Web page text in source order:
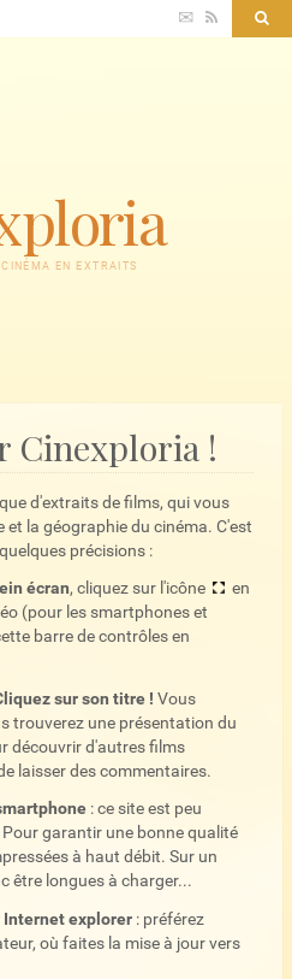
✉ RSS
EN EXTRAITS
Cinexploria !
d'extraits de films, qui vous
la géographie du cinéma. C'est
précisions :
écran, cliquez sur l'icône
en
(pour les smartphones et
barre de contrôles en
sur son titre ! Vous
trouverez une présentation du
découvrir d'autres films
laisser des commentaires.
: ce site est peu
garantir une bonne qualité
à haut débit. Sur un
être longues à charger...
explorer : préférez
où faites la mise à jour vers